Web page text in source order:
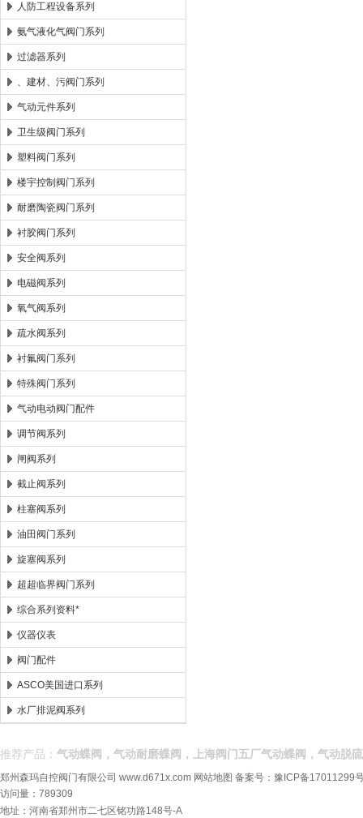
人防工程设备系列
氨气液化气阀门系列
过滤器系列
、建材、污阀门系列
气动元件系列
卫生级阀门系列
塑料阀门系列
楼宇控制阀门系列
耐磨陶瓷阀门系列
衬胶阀门系列
安全阀系列
电磁阀系列
氧气阀系列
疏水阀系列
衬氟阀门系列
特殊阀门系列
气动电动阀门配件
调节阀系列
闸阀系列
截止阀系列
柱塞阀系列
油田阀门系列
旋塞阀系列
超超临界阀门系列
综合系列资料*
仪器仪表
阀门配件
ASCO美国进口系列
水厂排泥阀系列
推荐产品： 气动蝶阀，气动耐磨蝶阀，上海阀门五厂气动蝶阀，气动脱
郑州森玛自控阀门有限公司 www.d671x.com 网站地图 备案号： 豫ICP备17011299
访问量：789309
地址：河南省郑州市二七区铭功路148号-A